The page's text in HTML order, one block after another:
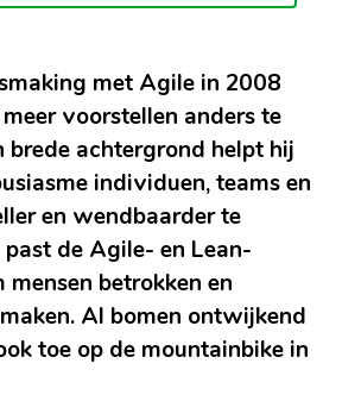
met Agile in 2008
voorstellen anders te
brede achtergrond helpt hij
individuen, teams en
en wendbaarder te
de Agile- en Lean-
mensen betrokken en
Al bomen ontwijkend
toe op de mountainbike in